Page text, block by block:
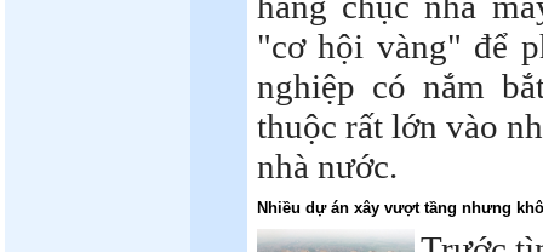
"cơ hội vàng" để
nghiệp có nắm
thuộc rất lớn vào
nhà nước.
Nhiều dự án xây vượt tầng nhưng